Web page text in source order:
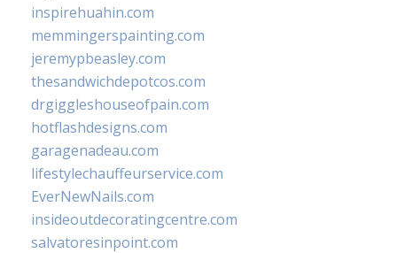
inspirehuahin.com
memmingerspainting.com
jeremypbeasley.com
thesandwichdepotcos.com
drgiggleshouseofpain.com
hotflashdesigns.com
garagenadeau.com
lifestylechauffeurservice.com
EverNewNails.com
insideoutdecoratingcentre.com
salvatoresinpoint.com